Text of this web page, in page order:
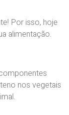
Por isso, hoje
alimentação.
nos vegetais